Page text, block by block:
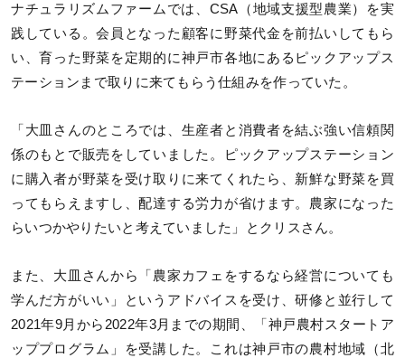
ナチュラリズムファームでは、CSA（地域支援型農業）を実
践している。会員となった顧客に野菜代金を前払いしてもら
い、育った野菜を定期的に神戸市各地にあるピックアップス
テーションまで取りに来てもらう仕組みを作っていた。
「大皿さんのところでは、生産者と消費者を結ぶ強い信頼関
係のもとで販売をしていました。ピックアップステーション
に購入者が野菜を受け取りに来てくれたら、新鮮な野菜を買
ってもらえますし、配達する労力が省けます。農家になった
らいつかやりたいと考えていました」とクリスさん。
また、大皿さんから「農家カフェをするなら経営についても
学んだ方がいい」というアドバイスを受け、研修と並行して
2021年9月から2022年3月までの期間、「神戸農村スタートア
ッププログラム」を受講した。これは神戸市の農村地域（北